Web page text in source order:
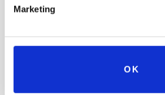
Marketing
OK